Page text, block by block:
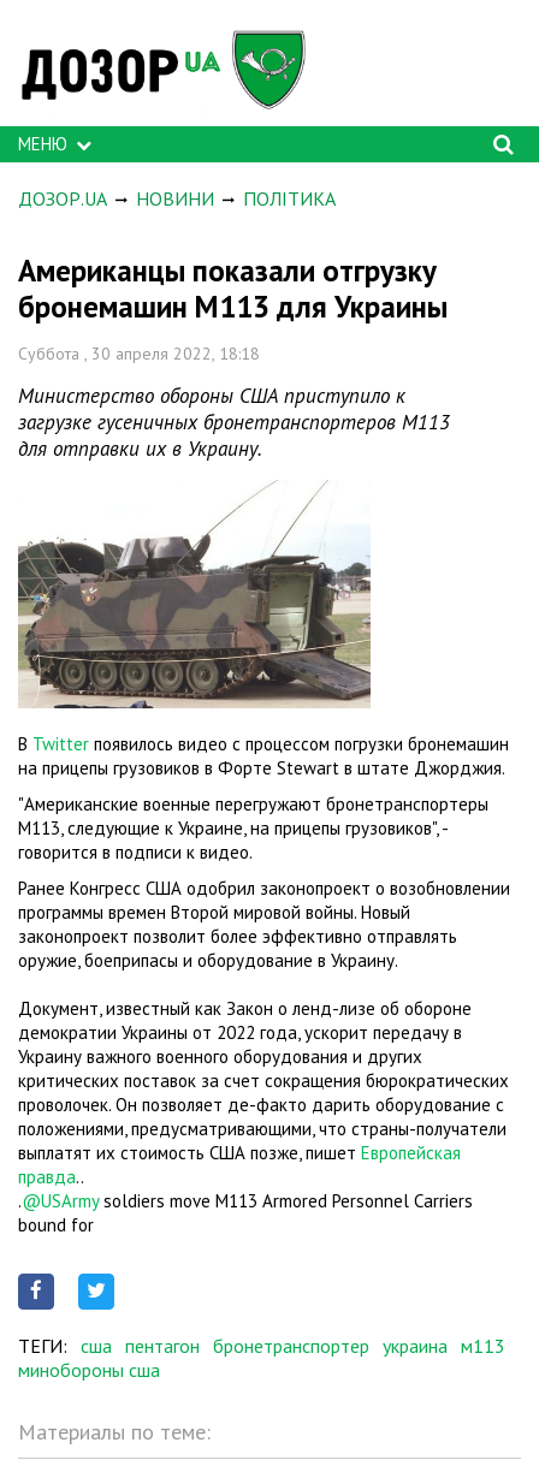
МЕНЮ
ДОЗОР.UA НОВИНИ ПОЛІТИКА
Американцы показали отгрузку
бронемашин М113 для Украины
Суббота , 30 апреля 2022, 18:18
Министерство обороны США приступило к
загрузке гусеничных бронетранспортеров M113
для отправки их в Украину.
В Twitter появилось видео с процессом погрузки бронемашин
на прицепы грузовиков в Форте Stewart в штате Джорджия.
"Американские военные перегружают бронетранспортеры
M113, следующие к Украине, на прицепы грузовиков", -
говорится в подписи к видео.
Ранее Конгресс США одобрил законопроект о возобновлении
программы времен Второй мировой войны. Новый
законопроект позволит более эффективно отправлять
оружие, боеприпасы и оборудование в Украину.
Документ, известный как Закон о ленд-лизе об обороне
демократии Украины от 2022 года, ускорит передачу в
Украину важного военного оборудования и других
критических поставок за счет сокращения бюрократических
проволочек. Он позволяет де-факто дарить оборудование с
положениями, предусматривающими, что страны-получатели
выплатят их стоимость США позже, пишет Европейская
правда..
.@USArmysoldiers move M113 Armored Personnel Carriers
bound for
ТЕГИ: сша пентагон бронетранспортер украина м113
минобороны сша
Материалы по теме: